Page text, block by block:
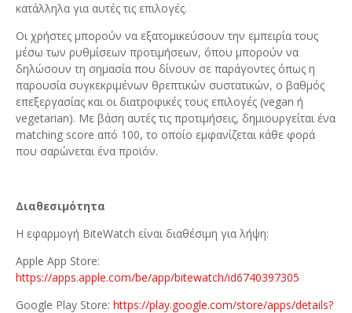
κατάλληλα για αυτές τις επιλογές.
Οι χρήστες μπορούν να εξατομικεύσουν την εμπειρία τους
μέσω των ρυθμίσεων προτιμήσεων, όπου μπορούν να
δηλώσουν τη σημασία που δίνουν σε παράγοντες όπως η
παρουσία συγκεκριμένων θρεπτικών συστατικών, ο βαθμός
επεξεργασίας και οι διατροφικές τους επιλογές (vegan ή
vegetarian). Με βάση αυτές τις προτιμήσεις, δημιουργείται ένα
matching score από 100, το οποίο εμφανίζεται κάθε φορά
που σαρώνεται ένα προϊόν.
Διαθεσιμότητα
Η εφαρμογή BiteWatch είναι διαθέσιμη για λήψη:
Apple App Store:
https://apps.apple.com/be/app/bitewatch/id6740397305
Google Play Store: https://play.google.com/store/apps/details?